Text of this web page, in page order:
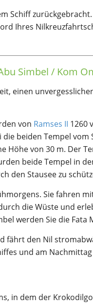
Schiff
Ihres
Simbel / Kom
einen
von Ramses II 1260
beiden Tempel
Höhe von 30 m. Der
beide Tempel in
den Stausee zu
Sie fahren
die Wüste und
werden Sie die
fährt den Nil
und am
in dem der